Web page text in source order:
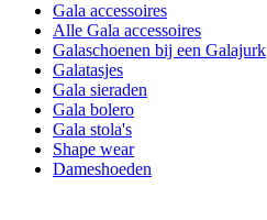
Gala accessoires
Alle Gala accessoires
Galaschoenen bij een Galajurk
Galatasjes
Gala sieraden
Gala bolero
Gala stola's
Shape wear
Dameshoeden